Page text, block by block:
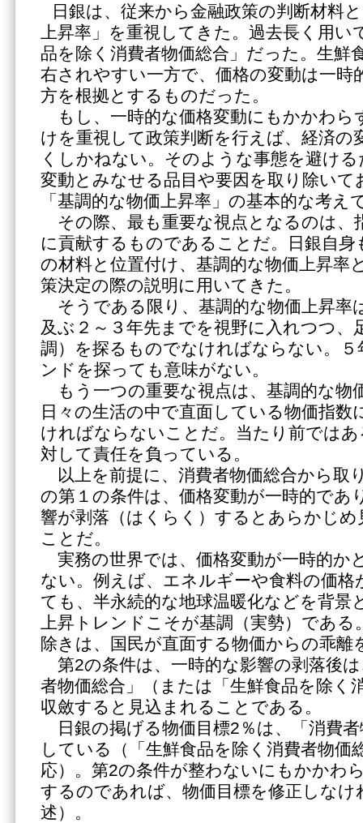
日銀は、従来から金融政策の判断材料
上昇率」を重視してきた。過去長く用
品を除く消費者物価総合」だった。生鮮
右されやすい一方で、価格の変動は一時
方を根拠とするものだった。
もし、一時的な価格変動にもかかわら
けを重視して政策判断を行えば、経済の
くしかねない。そのような事態を避け
変動とみなせる品目や要因を取り除い
「基調的な物価上昇率」の基本的な考え
その際、最も重要な視点となるのは、
に貢献するものであることだ。日銀自身
の材料と位置付け、基調的な物価上昇率
策決定の際の説明に用いてきた。
そうである限り、基調的な物価上昇率
及ぶ２～３年先までを視野に入れつつ、
調）を探るものでなければならない。５
ンドを探っても意味がない。
もう一つの重要な視点は、基調的な物
日々の生活の中で直面している物価指数
ければならないことだ。当たり前では
対して責任を負っている。
以上を前提に、消費者物価総合から取
の第１の条件は、価格変動が一時的であ
響が剥落（はくらく）するとあらかじ
ことだ。
実務の世界では、価格変動が一時的か
ない。例えば、エネルギーや食料の価格
ても、半永続的な地球温暖化などを背景
上昇トレンドこそが基調（実勢）であ
除きは、国民が直面する物価からの乖離
第2の条件は、一時的な影響の剥落後
者物価総合」（または「生鮮食品を除く
収斂すると見込まれることである。
日銀の掲げる物価目標2％は、「消費
している（「生鮮食品を除く消費者物価
応）。第2の条件が整わないにもかかわ
するのであれば、物価目標を修正しなけ
述）。